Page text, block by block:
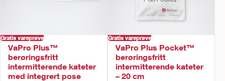
Gratis vareprøve
VaPro Plus™
berøringsfritt
intermitterende kateter
med integrert pose
Gratis vareprøve
VaPro Plus Pocket™
berøringsfritt
intermitterende kateter
– 20 cm